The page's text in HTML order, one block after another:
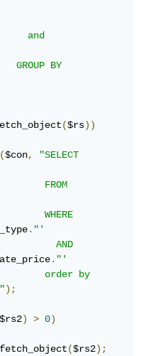
and
BY
($rs))
($con,
"SELECT
FROM
WHERE
."'
AND
."'
order by
);
$rs2) > 0)
($rs2);